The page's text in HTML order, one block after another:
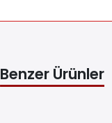
Benzer Ürünler